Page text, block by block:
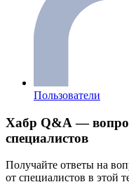
Пользователи
Хабр Q&A —
специалистов
Получайте ответы на
от специалистов в этой